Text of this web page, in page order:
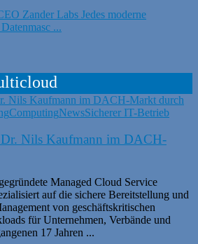
Zander Labs Jedes moderne
...
ComputingNewsSicherer IT-Betrieb
Nils Kaufmann im DACH-
Managed Cloud Service
auf die sichere Bereitstellung und
von geschäftskritischen
für Unternehmen, Verbände und
17 Jahren ...